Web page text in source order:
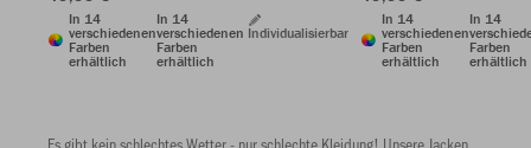
In 14
verschiedenen
Farben
erhältlich
In 14
verschiedenen
Farben
erhältlich
Individualisierbar
In 14
verschiedenen
Farben
erhältlich
In 14
Farben
erhältlich